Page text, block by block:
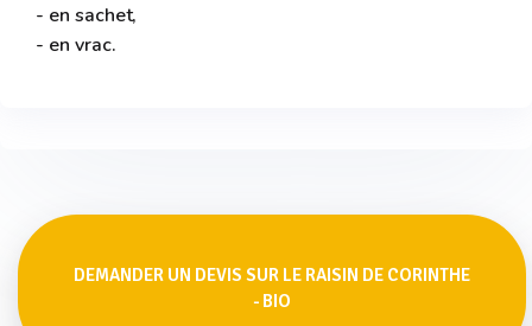
- en sachet,
- en vrac.
DEMANDER UN DEVIS SUR LE RAISIN DE CORINTHE
- BIO